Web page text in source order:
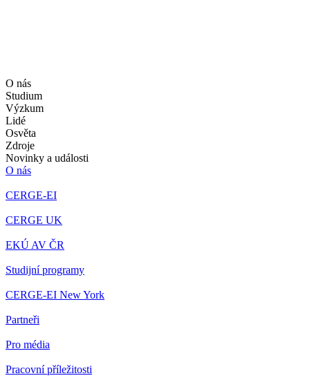
O nás
Studium
Výzkum
Lidé
Osvěta
Zdroje
Novinky a události
O nás
CERGE-EI
CERGE UK
EKÚ AV ČR
Studijní programy
CERGE-EI New York
Partneři
Pro média
Pracovní příležitosti